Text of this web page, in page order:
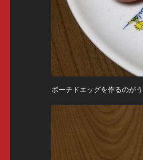
ポーチドエッグを作るのが